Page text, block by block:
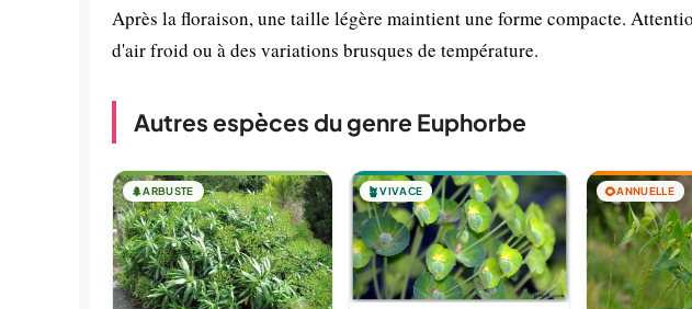
Après la floraison, une taille légère maintient une forme compacte.
d'air froid ou à des variations brusques de température.
Autres espèces du genre Euphorbe
🌲ARBUSTE 🪴VIVACE 🌻ANNUELLE